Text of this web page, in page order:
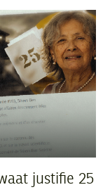
justifie 25